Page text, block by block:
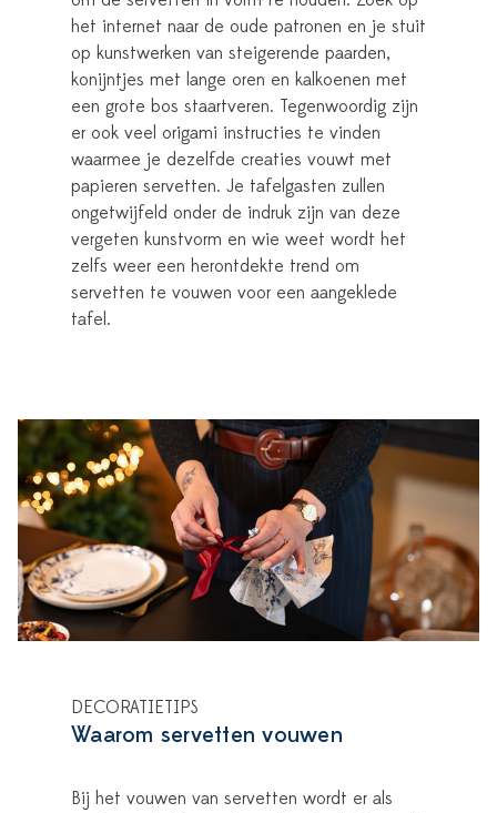
het internet naar de oude patronen en je stuit
op kunstwerken van steigerende paarden,
konijntjes met lange oren en kalkoenen met
een grote bos staartveren. Tegenwoordig zijn
er ook veel origami instructies te vinden
waarmee je dezelfde creaties vouwt met
papieren servetten. Je tafelgasten zullen
ongetwijfeld onder de indruk zijn van deze
vergeten kunstvorm en wie weet wordt het
zelfs weer een herontdekte trend om
servetten te vouwen voor een aangeklede
tafel.
DECORATIETIPS
Waarom servetten vouwen
Bij het vouwen van servetten wordt er als